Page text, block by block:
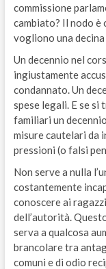
commissione
cambiato? Il nodo è
vogliono una decina
Un decennio nel
ingiustamente
condannato. Un
spese legali. E se
familiari un
misure cautelari da
pressioni (o falsi
Non serve a nulla
costantemente
conoscere ai
dell’autorità.
serva a qualcosa
brancolare tra
comuni e di odio